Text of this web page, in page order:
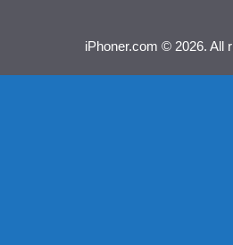
iPhoner.com © 2026. All